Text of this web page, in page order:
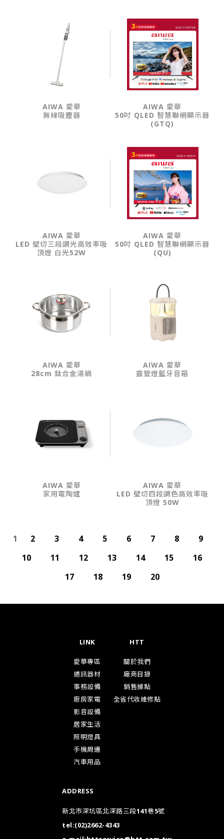
AIWA 愛華
無線吸塵器
AIWA 愛華
50吋 QLED 智慧聯網顯示器
(GTQ)
AIWA 愛華
LED 壁切三段調光高效率吸
頂燈 白光52W
AIWA 愛華
50吋 QLED 智慧聯網顯示器
(QU)
AIWA 愛華
28cm 鈦合金湯鍋
AIWA 愛華
露營燈藍牙音箱
AIWA 愛華
家用電陶爐
AIWA 愛華
LED 壁切四段調色高效率吸
頂燈 50W
1 2 3 4 5 6 7 8
9
10
11 12 13 14 15
16
17
18 19 20
LINK
愛華專區
通訊器材
事務設備
廚房家電
影音設備
居家生活
照明燈具
手機周邊
汽車用品
HTT
關於我們
廠商目錄
銷售據點
全省代收維修點
ADDRESS
新北市深坑區北深路三段141巷5號
tel:(02)2662-4343